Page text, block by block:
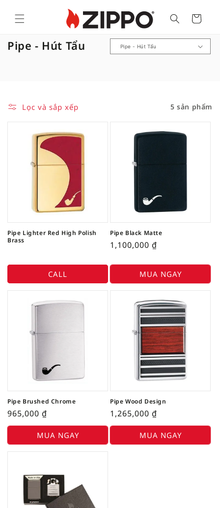
Cart
B
t
Pipe - Hút Tẩu
Lọc và sắp xếp 5 sản phẩm
Pipe Lighter Red High Polish
Brass
CALL
Pipe Black Matte
1,100,000 ₫
MUA NGAY
Pipe Brushed Chrome
965,000 ₫
MUA NGAY
Pipe Wood Design
1,265,000 ₫
MUA NGAY